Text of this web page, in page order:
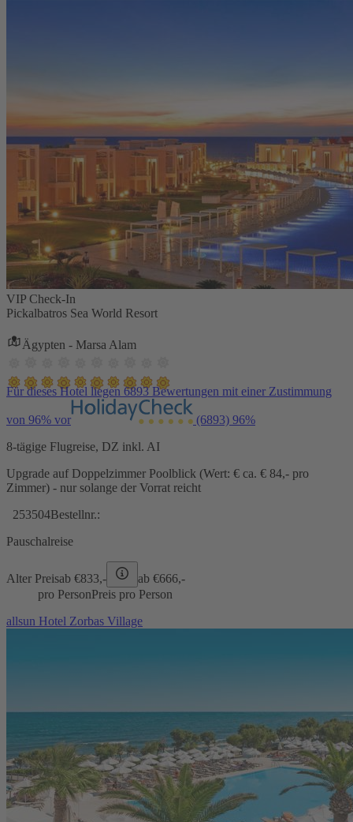
VIP Check-In
Pickalbatros Sea World Resort
Ägypten - Marsa Alam
Für dieses Hotel liegen 6893 Bewertungen mit einer Zustimmung
von 96% vor (6893) 96%
8-tägige Flugreise, DZ inkl. AI
Upgrade auf Doppelzimmer Poolblick (Wert: € ca. € 84,- pro
Zimmer) - nur solange der Vorrat reicht
253504Bestellnr.:
Pauschalreise
Alter Preisab €833,- ab €666,-
pro PersonPreis pro Person
allsun Hotel Zorbas Village